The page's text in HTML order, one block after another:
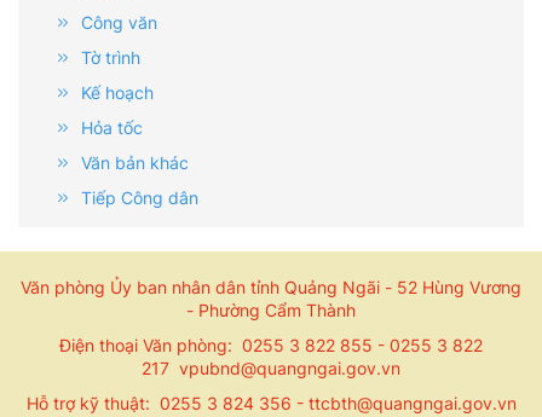
Công văn
Tờ trình
Kế hoạch
Hỏa tốc
Văn bản khác
Tiếp Công dân
Văn phòng Ủy ban nhân dân tỉnh Quảng Ngãi - 52 Hùng Vương
- Phường Cẩm Thành
Điện thoại Văn phòng: 0255 3 822 855 - 0255 3 822
217 vpubnd@quangngai.gov.vn
Hỗ trợ kỹ thuật: 0255 3 824 356 - ttcbth@quangngai.gov.vn